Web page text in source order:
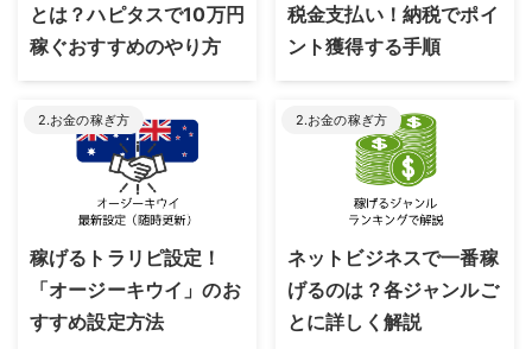
とは？ハピタスで10万円
稼ぐおすすめのやり方
税金支払い！納税でポイ
ント獲得する手順
2.お金の稼ぎ方
2023/8/24
稼げるトラリピ設定！
「オージーキウイ」のお
すすめ設定方法
2.お金の稼ぎ方
2023/8/24
ネットビジネスで一番稼
げるのは？各ジャンルご
とに詳しく解説